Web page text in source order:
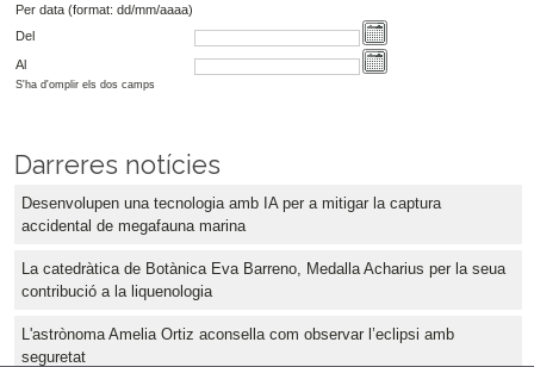
Per data (format: dd/mm/aaaa)
Del
Al
S'ha d'omplir els dos camps
Darreres notícies
Desenvolupen una tecnologia amb IA per a mitigar la captura
accidental de megafauna marina
La catedràtica de Botànica Eva Barreno, Medalla Acharius per la seua
contribució a la liquenologia
L'astrònoma Amelia Ortiz aconsella com observar l’eclipsi amb
seguretat